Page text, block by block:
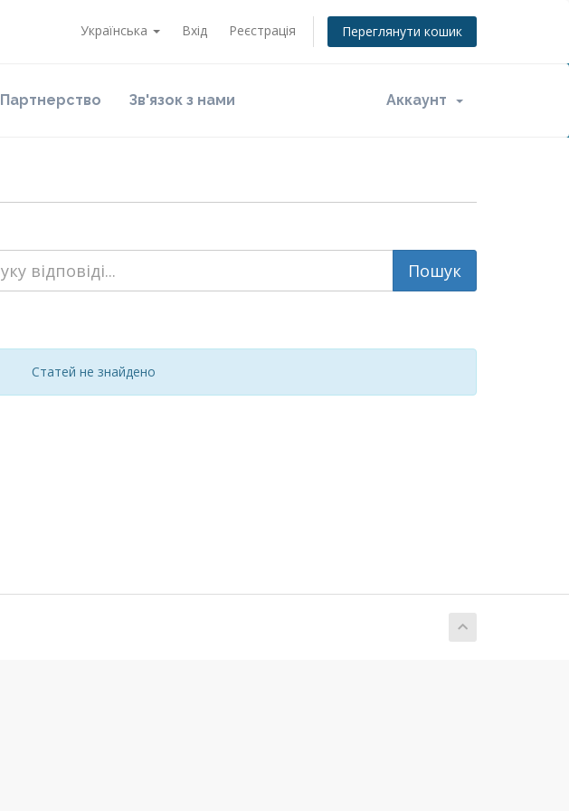
Українська Вхід Реєстрація Переглянути кошик
Партнерство Зв'язок з нами Аккаунт
Статей не знайдено